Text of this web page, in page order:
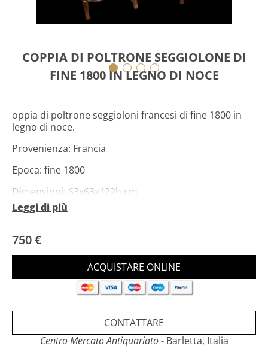
COPPIA DI POLTRONE SEGGIOLONE DI
FINE 1800 IN LEGNO DI NOCE
oppia di poltrone seggioloni francesi di fine 1800 in
legno di noce.
Provenienza: Francia
Epoca: fine 1800
Dimensioni: 63x63x122h cm
SKU: 16850
Leggi di più
750 €
CONTATTARE
Centro Mercato Antiquariato- Barletta, Italia